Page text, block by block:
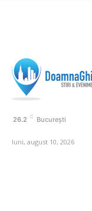
26.2 C București
luni, august 10, 2026